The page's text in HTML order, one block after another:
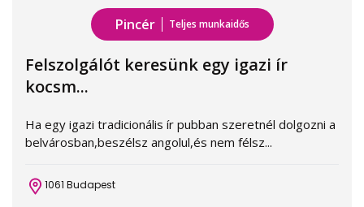
Pincér Teljes munkaidős
Felszolgálót keresünk egy igazi ír
kocsm...
Ha egy igazi tradicionális ír pubban szeretnél dolgozni a
belvárosban,beszélsz angolul,és nem félsz...
1061 Budapest